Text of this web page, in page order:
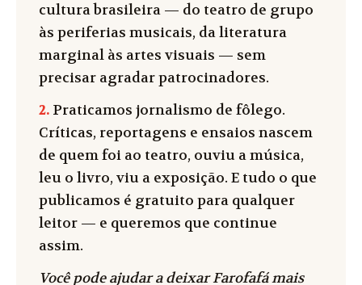
cultura brasileira — do teatro de grupo
às periferias musicais, da literatura
marginal às artes visuais — sem
precisar agradar patrocinadores.
2. Praticamos jornalismo de fôlego.
Críticas, reportagens e ensaios nascem
de quem foi ao teatro, ouviu a música,
leu o livro, viu a exposição. E tudo o que
publicamos é gratuito para qualquer
leitor — e queremos que continue
assim.
Você pode ajudar a deixar Farofafá mais